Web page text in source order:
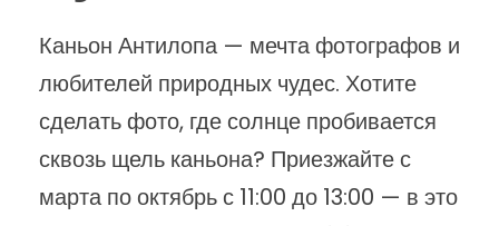
Каньон Антилопа — мечта фотографов и
любителей природных чудес. Хотите
сделать фото, где солнце пробивается
сквозь щель каньона? Приезжайте с
марта по октябрь с 11:00 до 13:00 — в это